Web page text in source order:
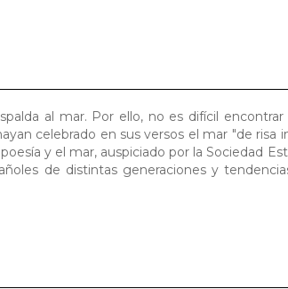
al mar. Por ello, no es difícil
celebrado en sus versos el mar "de risa
y el mar, auspiciado por la Sociedad
de distintas generaciones y